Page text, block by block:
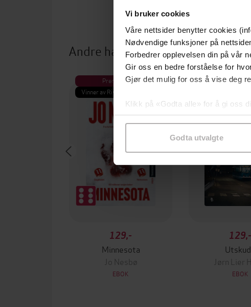
Vi bruker cookies
Våre nettsider benytter cookies
Nødvendige funksjoner på
Forbedrer opplevelsen din på vår
Gir oss en bedre forståelse for
Gjør det mulig for oss å vise deg
Klikk på «Godta alle» for å gi oss
samtykke til spesifikke formål
Godta utvalgte
Andre har også kjøpt
Premium
Vinner av Rivertonprisen
129,-
Minnesota
Jo Nesbø
EBOK
Premium
129,-
Jørn Lier
EBOK